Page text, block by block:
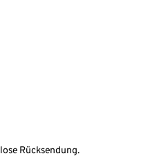
Rücksendung.